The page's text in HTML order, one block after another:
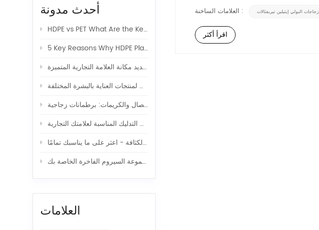
العلامات الساخنة : زجاجات البولي إيثيلين تيريفثالات
اقرأ أكثر
أحدث مدونة
HDPE vs PET What Are the Key Differences in Body Lotion Shampoo Bottle Packaging
5 Key Reasons Why HDPE Plastic Is the Top Choice for Cosmetics
كيف يؤثر تصميم عبوات مستحضرات التجميل على تصور المنتج وتحديد مكانة العلامة التجارية المتميزة
كيفية اختيار السعة المناسبة لعبوات مستحضرات التجميل لمنتجات العناية بالبشرة المختلفة
أفضل العبوات لتعبئة الأمصال والكريمات: برطمانات زجاجية
كيفية اختيار زجاجة لوشن التدليك المناسبة لعلامتك التجارية
أغطية زجاجات كريمات المستحضرات المصنوعة من بلاستيك البولي إيثيلين عالي الكثافة - اعثر على ما يناسبك تمامًا
زجاجات دوارة لمستحضرات التجميل، زجاجية أو بلاستيكية، لمجموعة السيروم الفاخرة الخاصة بك
العلامات